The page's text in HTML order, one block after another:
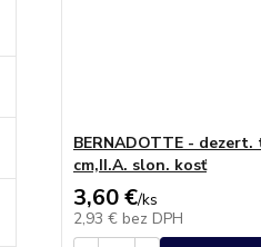
BERNADOTTE -
cm,II.A. slon. kosť
3,60 €/ks
2,93 € bez DPH